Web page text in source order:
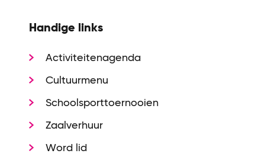
Handige links
Activiteitenagenda
Cultuurmenu
Schoolsporttoernooien
Zaalverhuur
Word lid